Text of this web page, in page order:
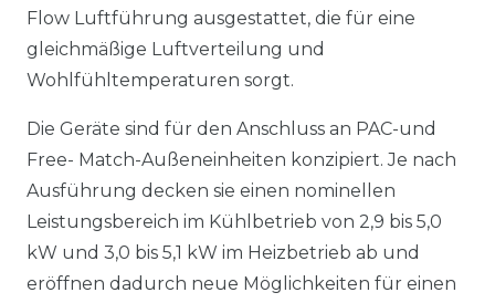
Flow Luftführung ausgestattet, die für eine
gleichmäßige Luftverteilung und
Wohlfühltemperaturen sorgt.
Die Geräte sind für den Anschluss an PAC-und
Free- Match-Außeneinheiten konzipiert. Je nach
Ausführung decken sie einen nominellen
Leistungsbereich im Kühlbetrieb von 2,9 bis 5,0
kW und 3,0 bis 5,1 kW im Heizbetrieb ab und
eröffnen dadurch neue Möglichkeiten für einen